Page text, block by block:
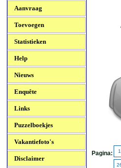
Aanvraag
Toevoegen
Statistieken
Help
Nieuws
Enquête
Links
Puzzelboekjes
Vakantiefoto's
Disclaimer
Pagina: 1